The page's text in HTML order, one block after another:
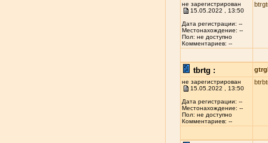
не зарегистрирован
15.05.2022 , 13:50
Дата регистрации: --
Местонахождение: --
Пол: не доступно
Комментариев: --
tbrtg :
не зарегистрирован
15.05.2022 , 13:50
Дата регистрации: --
Местонахождение: --
Пол: не доступно
Комментариев: --